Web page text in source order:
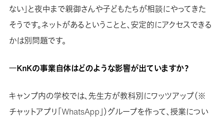
ない」と夜中まで親御さんや子どもたちが相談にやってきた
そうです。ネットがあるということと、安定的にアクセスできる
かは別問題です。
―KnKの事業自体はどのような影響が出ていますか？
キャンプ内の学校では、先生方が教科別にワッツアップ（※
チャットアプリ「WhatsApp」）グループを作って、授業につい